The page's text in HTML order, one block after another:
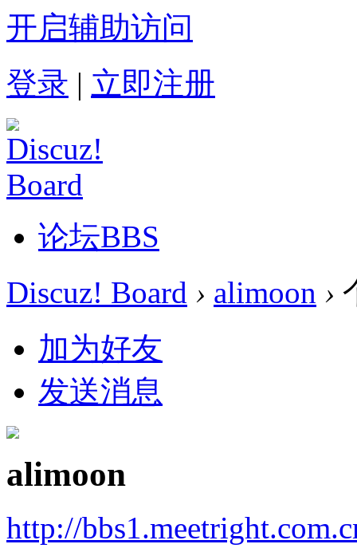
开启辅助访问
登录 | 立即注册
论坛BBS
Discuz! Board › alimoon ›
加为好友
发送消息
alimoon
http://